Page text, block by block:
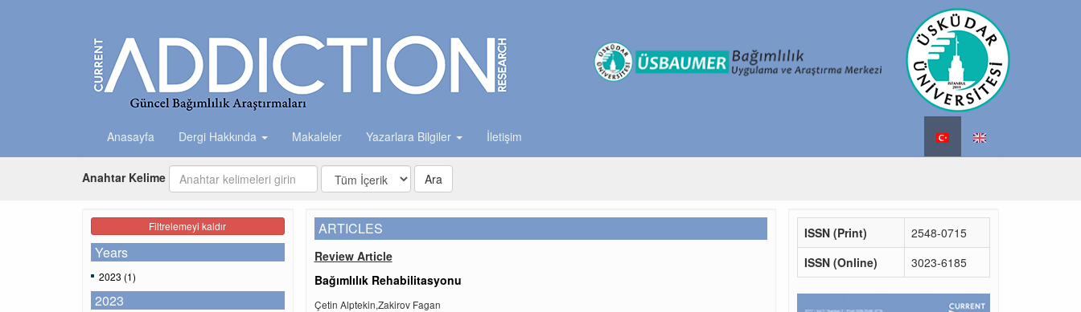
Anasayfa Dergi Hakkında Makaleler Yazarlara Bilgiler İletişim
Anahtar Kelime Ara
Filtrelemeyi kaldır
Years
2023 (1)
2023
ARTICLES
Review Article
Bağımlılık Rehabilitasyonu
Çetin Alptekin,Zakirov Fagan
ISSN (Print)
2548-0715
ISSN (Online)
3023-6185